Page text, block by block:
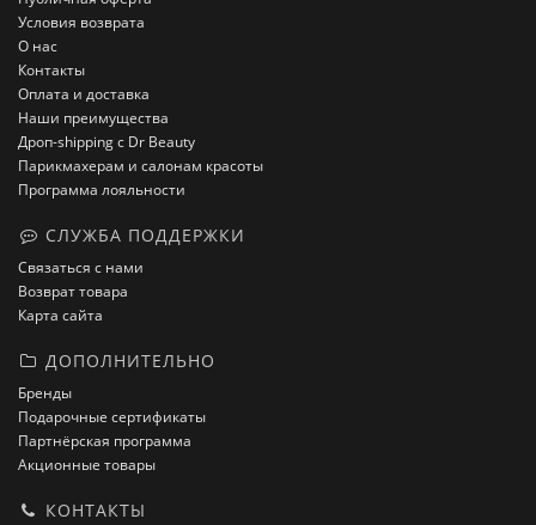
Условия возврата
О нас
Контакты
Оплата и доставка
Наши преимущества
Дроп-shipping с Dr Beauty
Парикмахерам и салонам красоты
Программа лояльности
СЛУЖБА ПОДДЕРЖКИ
Связаться с нами
Возврат товара
Карта сайта
ДОПОЛНИТЕЛЬНО
Бренды
Подарочные сертификаты
Партнёрская программа
Акционные товары
КОНТАКТЫ